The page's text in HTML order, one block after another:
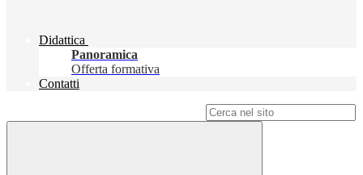
Didattica
Panoramica
Offerta formativa
Contatti